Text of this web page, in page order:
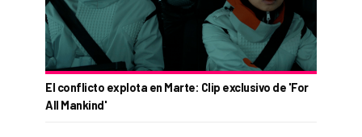
El conflicto explota en Marte: Clip exclusivo de 'For
All Mankind'